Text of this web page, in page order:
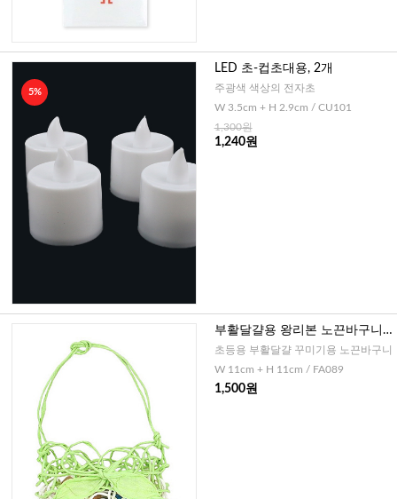
5%
LED 초-컵초대용, 2개
주광색 색상의 전자초
W 3.5cm + H 2.9cm / CU101
1,300원
1,240원
부활달걀용 왕리본 노끈바구니-
그린화이트
초등용 부활달걀 꾸미기용 노끈바구니
W 11cm + H 11cm / FA089
1,500원